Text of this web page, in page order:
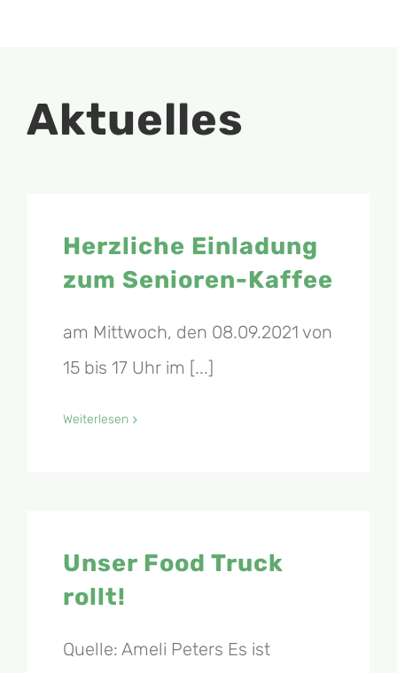
Aktuelles
Herzliche Einladung
zum Senioren-Kaffee
am Mittwoch, den 08.09.2021 von
15 bis 17 Uhr im [...]
Weiterlesen
Unser Food Truck
rollt!
Quelle: Ameli Peters Es ist